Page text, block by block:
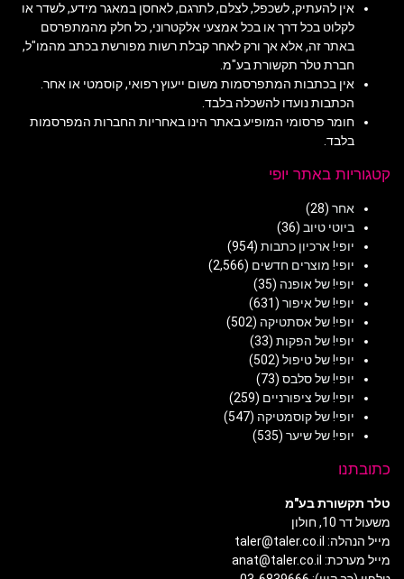
אין להעתיק, לשכפל, לצלם, לתרגם, לאחסן במאגר מידע, לשדר או
לקלוט בכל דרך או בכל אמצעי אלקטרוני, כל חלק מהמתפרסם
באתר זה, אלא אך ורק לאחר קבלת רשות מפורשת בכתב מהמו"ל,
חברת טלר תקשורת בע"מ.
אין בכתבות המתפרסמות משום ייעוץ רפואי, קוסמטי או אחר.
הכתבות נועדו להשכלה בלבד.
חומר פרסומי המופיע באתר הינו באחריות החברות המפרסמות
בלבד.
קטגוריות באתר יופי
אחר (28)
ביוטי טיוב (36)
יופי! ארכיון כתבות (954)
יופי! מוצרים חדשים (2,566)
יופי! של אופנה (35)
יופי! של איפור (631)
יופי! של אסתטיקה (502)
יופי! של הפקות (33)
יופי! של טיפול (502)
יופי! של סלבס (73)
יופי! של ציפורניים (259)
יופי! של קוסמטיקה (547)
יופי! של שיער (535)
כתובתנו
טלר תקשורת בע"מ
משעול דר 10, חולון
מייל הנהלה: taler@taler.co.il
מייל מערכת: anat@taler.co.il